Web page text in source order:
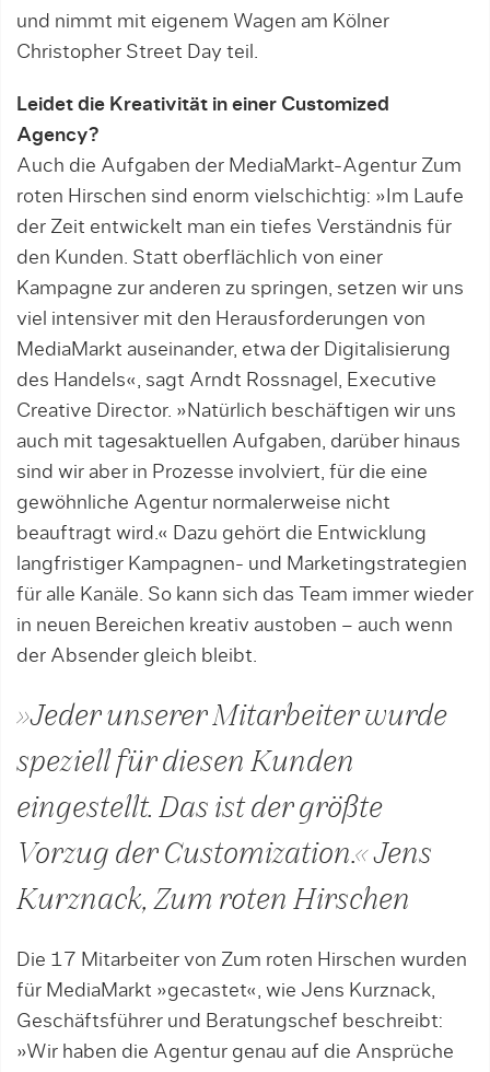
und nimmt mit eigenem Wagen am Kölner
Christopher Street Day teil.
Leidet die Kreativität in einer Customized
Agency?
Auch die Aufgaben der MediaMarkt-Agentur Zum
roten Hirschen sind enorm vielschichtig: »Im Laufe
der Zeit entwickelt man ein tiefes Verständnis für
den Kunden. Statt oberflächlich von einer
Kampagne zur anderen zu springen, setzen wir uns
viel intensiver mit den Herausforderungen von
MediaMarkt auseinander, etwa der Digitalisierung
des Handels«, sagt Arndt Rossnagel, Executive
Creative Di­rector. »Natürlich beschäftigen wir uns
auch mit tagesaktuellen Aufgaben, darüber hinaus
sind wir aber in Prozesse involviert, für die eine
gewöhnliche Agen­tur normalerweise nicht
beauftragt wird.« Dazu gehört die Entwicklung
langfristiger Kampagnen- und Marketingstrategien
für alle Kanäle. So kann sich das Team immer wieder
in neuen Bereichen kreativ austoben – auch wenn
der Absender gleich bleibt.
»Jeder unserer Mitarbeiter wurde
speziell für diesen Kunden
eingestellt. Das ist der größte
Vorzug der Customization.« Jens
Kurznack, Zum roten Hirschen
Die 17 Mitarbeiter von Zum roten Hirschen wurden
für MediaMarkt »gecastet«, wie Jens Kurznack,
Geschäftsführer und Beratungschef beschreibt:
»Wir haben die Agentur genau auf die Ansprüche